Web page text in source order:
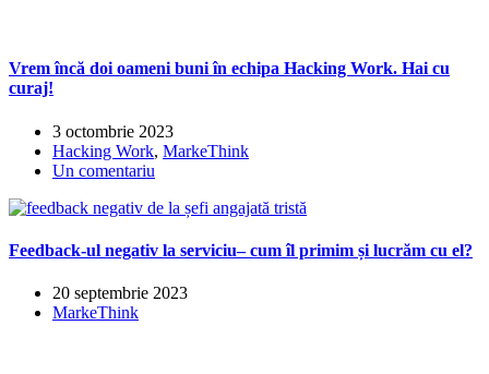
Vrem încă doi oameni buni în echipa Hacking Work. Hai cu
curaj!
3 octombrie 2023
Hacking Work, MarkeThink
Un comentariu
Feedback-ul negativ la serviciu– cum îl primim și lucrăm cu el?
20 septembrie 2023
MarkeThink